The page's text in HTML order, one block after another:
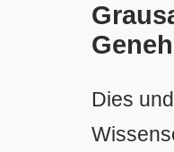
Dies